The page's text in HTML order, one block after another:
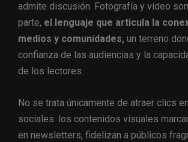
admite discusión. Fotografía y vídeo
parte, el lenguaje que articula la
medios y comunidades, un terreno
confianza de las audiencias y la
de los lectores.
No se trata únicamente de atraer clics
sociales: los contenidos visuales
en newsletters, fidelizan a públicos